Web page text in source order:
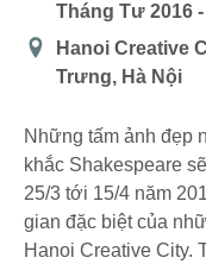
Tháng Tư 2016
Địa
điểm
Hanoi Creative
Trưng, Hà Nội
Những tấm ảnh đẹp
khắc Shakespeare
25/3 tới 15/4 năm
gian đặc biệt của
Hanoi Creative City.